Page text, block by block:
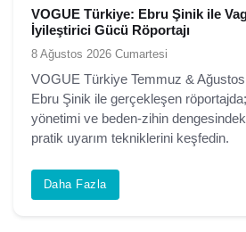
VOGUE Türkiye: Ebru Şinik ile
İyileştirici Gücü Röportajı
8 Ağustos 2026 Cumartesi
VOGUE Türkiye Temmuz & Ağustos
Ebru Şinik ile gerçekleşen
yönetimi ve beden-zihin
pratik uyarım tekniklerini keşfedin.
Daha Fazla